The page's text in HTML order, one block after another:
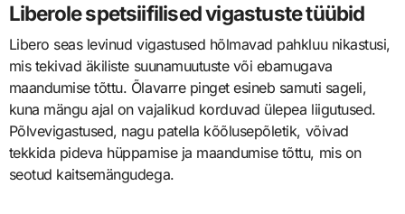
Liberole spetsiifilised vigastuste tüübid
Libero seas levinud vigastused hõlmavad pahkluu nikastusi,
mis tekivad äkiliste suunamuutuste või ebamugava
maandumise tõttu. Õlavarre pinget esineb samuti sageli,
kuna mängu ajal on vajalikud korduvad ülepea liigutused.
Põlvevigastused, nagu patella kõõlusepõletik, võivad
tekkida pideva hüppamise ja maandumise tõttu, mis on
seotud kaitsemängudega.